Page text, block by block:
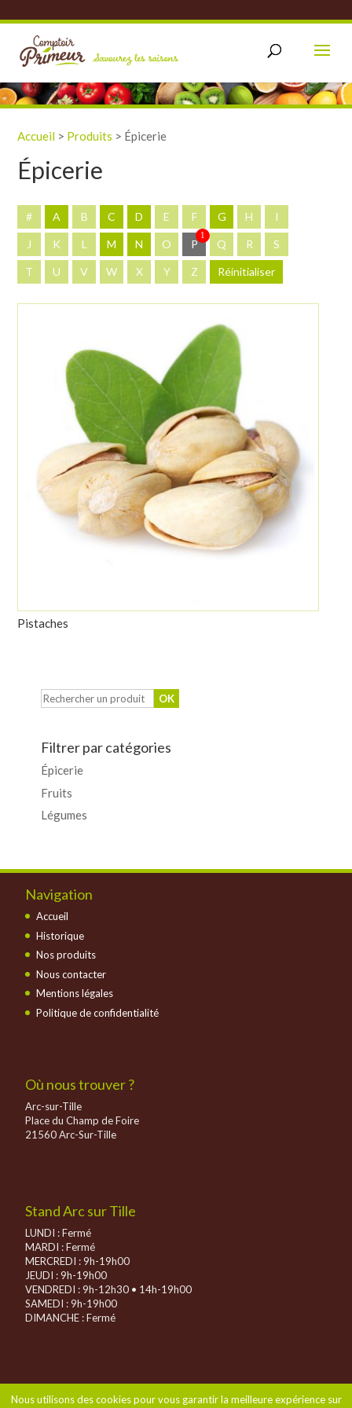
Accueil > Produits > Épicerie
Épicerie
# A B C D E F G H I
J K L M N O P
1
Q R S
T U V W X Y Z Réinitialiser
Pistaches
Filtrer par catégories
Épicerie
Fruits
Légumes
Navigation
Accueil
Historique
Nos produits
Nous contacter
Mentions légales
Politique de confidentialité
Où nous trouver ?
Arc-sur-Tille
Place du Champ de Foire
21560 Arc-Sur-Tille
Stand Arc sur Tille
LUNDI : Fermé
MARDI : Fermé
MERCREDI : 9h-19h00
JEUDI : 9h-19h00
VENDREDI : 9h-12h30 • 14h-19h00
SAMEDI : 9h-19h00
DIMANCHE :Fermé
Nous utilisons des cookies pour vous garantir la meilleure expérience sur